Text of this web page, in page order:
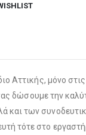
Αττικής, μόνο
δώσουμε την
και των
τότε στο